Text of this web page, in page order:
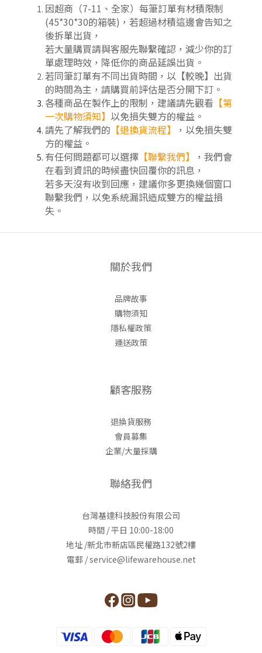
因超商（7-11、全家）每筆訂單有材積限制
(45*30*30的箱裝)，若超過材積這邊會告知之
後拆單出貨，
若大量購買請與客服先聯繫確認，減少你的訂
單處理時效，降低你的商品延誤出貨。
若同筆訂單有不同出貨時間，以【較晚】出貨
的時間為主，請購買前評估是否分開下訂 。
各種商品在製作上的限制，建議請先觀看 【第
一次購物須知】 以免損失雙方的權益。
請先了解我們的 【退換貨流程】
，以免損失雙
方的權益。
有任何問題都可以選擇 【聯繫我們】
，我們會
在看到資訊的時候盡快回覆你的訊息，
若多天沒有收到回應，建議你多更換幾個窗口
聯繫我們，以免系統漏訊造成雙方的權益損
失。
關於我們
品牌故事
購物須知
隱私權政策
運送政策
顧客服務
退換貨服務
會員募集
企業/大量採購
聯絡我們
台灣基達科技股份有限公司
時間 / 平日 10:00-18:00
地址 /新北市新店區民權路132號2樓
電郵 / service@lifewarehouse.net